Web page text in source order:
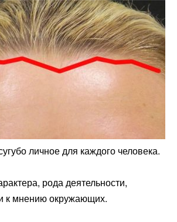
личное для каждого человека.
рода деятельности,
к мнению окружающих.